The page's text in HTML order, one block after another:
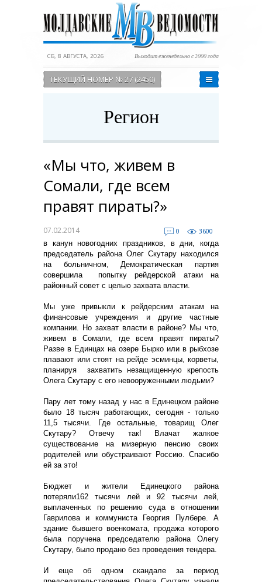
СБ, 8 АВГУСТА, 2026 Выходит еженедельно с 2000 года
ТЕКУЩИЙ НОМЕР № 27 (2450)
Регион
«Мы что, живем в
Сомали, где всем
правят пираты?»
07.02.2014 0
3600
в канун новогодних праздников, в дни, когда
председатель района Олег Скутару находился
на больничном, Демократическая партия
совершила попытку рейдерской атаки на
районный совет с целью захвата власти.
Мы уже привыкли к рейдерским атакам на
финансовые учреждения и другие частные
компании. Но захват власти в районе? Мы что,
живем в Сомали, где всем правят пираты?
Разве в Единцах на озере Бырко или в рыбхозе
плавают или стоят на рейде эсминцы, корветы,
планируя захватить незащищенную крепость
Олега Скутару с его невооруженными людьми?
Пару лет тому назад у нас в Единецком районе
было 18 тысяч работающих, сегодня - только
11,5 тысячи. Где остальные, товарищ Олег
Скутару? Отвечу так! Влачат жалкое
существование на мизерную пенсию своих
родителей или обустраивают Россию. Спасибо
ей за это!
Бюджет и жители Единецкого района
потеряли162 тысячи лей и 92 тысячи лей,
выплаченных по решению суда в отношении
Гаврилова и коммуниста Георгия Пулбере. А
здание бывшего военкомата, продажа которого
была поручена председателю района Олегу
Скутару, было продано без проведения тендера.
И еще об одном скандале за период